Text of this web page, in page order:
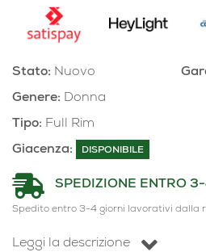
Stato: Nuovo
Genere: Donna
Tipo: Full Rim
Giacenza: DISPONIBILE
SPEDIZIONE ENTRO
Spedito entro 3-4 giorni lavorativi dalla
Leggi la descrizione